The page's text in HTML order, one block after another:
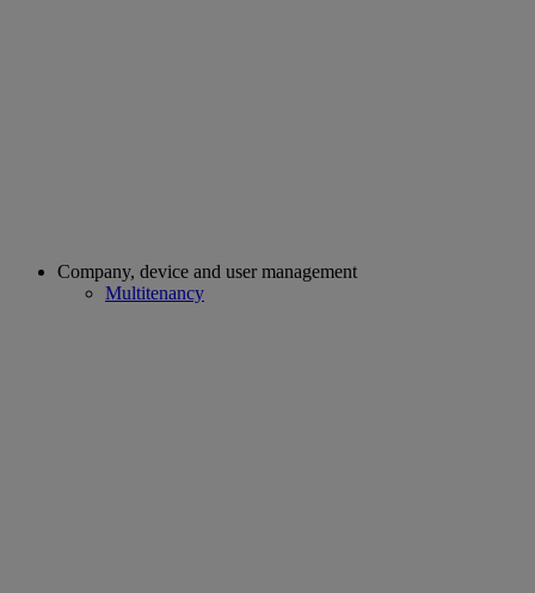
Company, device and user management
Multitenancy